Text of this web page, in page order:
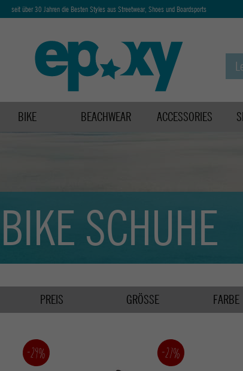
seit über 30 Jahren die Besten Styles aus Streetwear, Shoes und Boardsports
BIKE BEACHWEAR ACCESSORIES
BIKE SCHUHE
PREIS GRÖSSE FARBE
-29% -27%